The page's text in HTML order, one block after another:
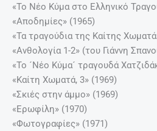
«Το Νέο Κύμα στο Ελληνικό
«Αποδημίες» (1965)
«Τα τραγούδια της Καίτης
«Ανθολογία 1-2» (του Γιάννη
«Το ´Νέο Κύμα´ τραγουδά
«Καίτη Χωματά, 3» (1969)
«Σκιές στην άμμο» (1969)
«Ερωφίλη» (1970)
«Φωτογραφίες» (1971)